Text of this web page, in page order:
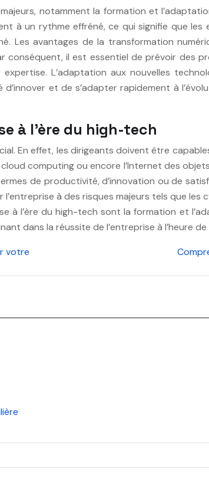
notamment la formation et
à un rythme effréné, ce qui signifie que
Les avantages de la transformation
conséquent, il est essentiel de prévoir des
L’adaptation aux nouvelles
et de s’adapter rapidement à
à l’ère du high-tech
En effet, les dirigeants doivent être
computing ou encore l’Internet des
de productivité, d’innovation ou de
à des risques majeurs tels que
à l’ère du high-tech sont la formation et
dans la réussite de l’entreprise à l’heure
votre